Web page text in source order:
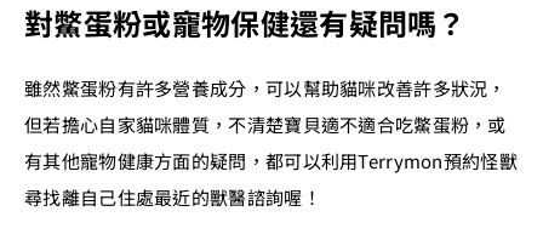
對鱉蛋粉或寵物保健還有疑問嗎？
雖然鱉蛋粉有許多營養成分，可以幫助貓咪改善許多狀況，
但若擔心自家貓咪體質，不清楚寶貝適不適合吃鱉蛋粉，或
有其他寵物健康方面的疑問，都可以利用Terrymon預約怪獸
尋找離自己住處最近的獸醫諮詢喔！